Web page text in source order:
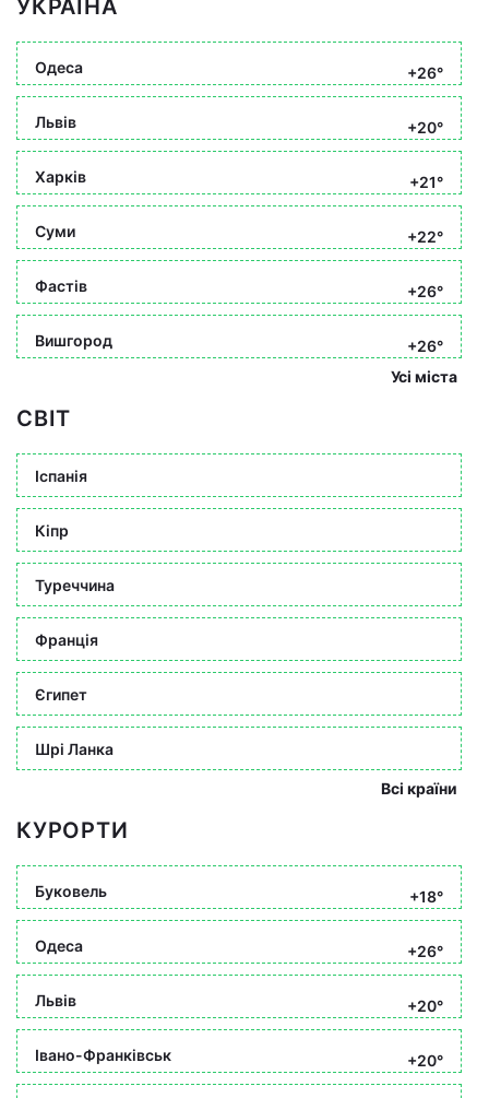
УКРАЇНА
Одеса +26°
Львів +20°
Харків +21°
Суми +22°
Фастів +26°
Вишгород
+26°
Усі міста
СВІТ
Іспанія
Кіпр
Туреччина
Франція
Єгипет
Шрі Ланка
Всі країни
КУРОРТИ
Буковель +18°
Одеса +26°
Львів +20°
Івано-Франківськ +20°